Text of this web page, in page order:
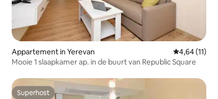
Appartement in Yerevan Gemiddelde
4,64 (11)
Mooie 1 slaapkamer ap. in de buurt van Republic Square
Superhost
Superhost